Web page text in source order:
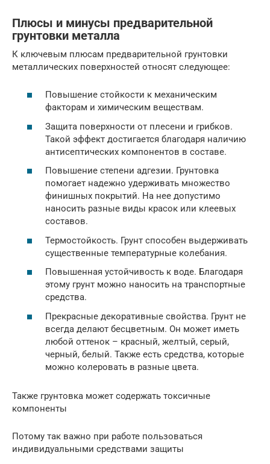
Плюсы и минусы предварительной
грунтовки металла
К ключевым плюсам предварительной грунтовки
металлических поверхностей относят следующее:
Повышение стойкости к механическим
факторам и химическим веществам.
Защита поверхности от плесени и грибков.
Такой эффект достигается благодаря наличию
антисептических компонентов в составе.
Повышение степени адгезии. Грунтовка
помогает надежно удерживать множество
финишных покрытий. На нее допустимо
наносить разные виды красок или клеевых
составов.
Термостойкость. Грунт способен выдерживать
существенные температурные колебания.
Повышенная устойчивость к воде. Благодаря
этому грунт можно наносить на транспортные
средства.
Прекрасные декоративные свойства. Грунт не
всегда делают бесцветным. Он может иметь
любой оттенок – красный, желтый, серый,
черный, белый. Также есть средства, которые
можно колеровать в разные цвета.
Также грунтовка может содержать токсичные
компоненты
Потому так важно при работе пользоваться
индивидуальными средствами защиты